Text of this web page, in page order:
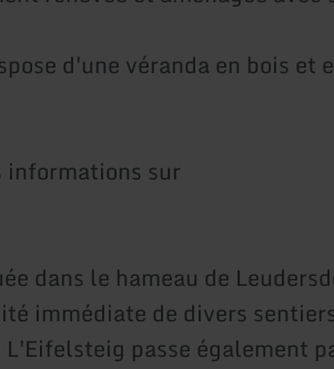
d'une véranda en bois et
informations sur
dans le hameau de
immédiate de divers
passe également